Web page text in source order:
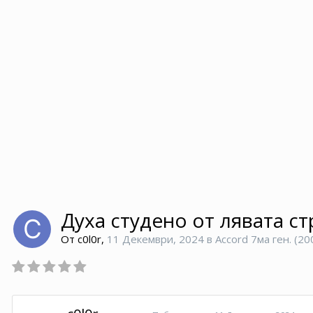
Духа студено от лявата
От c0l0r, 11 Декември, 2024 в Accord 7ма ген.